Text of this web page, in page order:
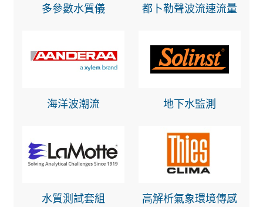
多參數水質儀 都卜勒聲波流速流量
海洋波潮流 地下水監測
水質測試套組
高解析氣象環境傳感